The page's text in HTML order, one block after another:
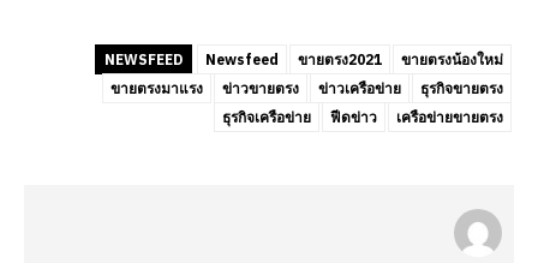
NEWSFEED Newsfeed ขายตรง2021
ขายตรงน้องใหม่
ขายตรงมาแรง
ข่าวขายตรง ข่าวเครือข่าย
ธุรกิจขายตรง
ธุรกิจเครือข่าย
ฟีดข่าว เครือข่ายขายตรง